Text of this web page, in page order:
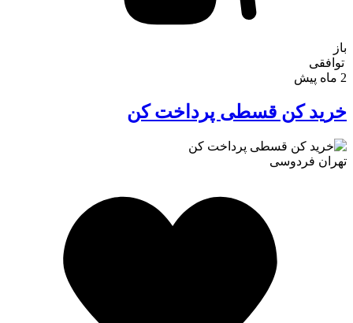
باز
توافقی
خرید کن قسطی پرداخت کن
تهرانفردوسی